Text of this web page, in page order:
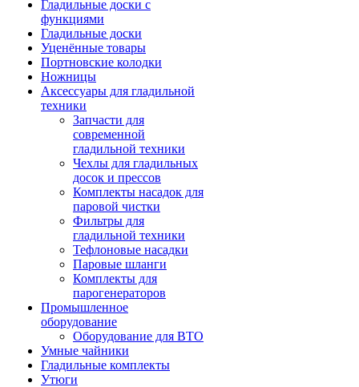
Гладильные доски с
функциями
Гладильные доски
Уценённые товары
Портновские колодки
Ножницы
Аксессуары для гладильной
техники
Запчасти для
современной
гладильной техники
Чехлы для гладильных
досок и прессов
Комплекты насадок для
паровой чистки
Фильтры для
гладильной техники
Тефлоновые насадки
Паровые шланги
Комплекты для
парогенераторов
Промышленное
оборудование
Оборудование для ВТО
Умные чайники
Гладильные комплекты
Утюги